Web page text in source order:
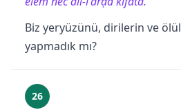
Biz yeryüzünü, dirilerin ve
yapmadık mı?
26